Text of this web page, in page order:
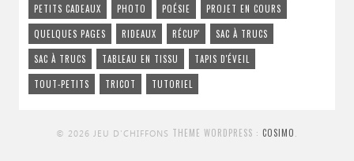
PETITS CADEAUX
PHOTO POÉSIE
PROJET EN COURS
QUELQUES PAGES
RIDEAUX RÉCUP'
SAC À TRUCS
SAC À TRUCS
TABLEAU EN TISSU
TAPIS D'ÉVEIL
TOUT-PETITS
TRICOT TUTORIEL
© 2026 JEU D'CHIFFONS THEME WORDPRESS : COSIMO